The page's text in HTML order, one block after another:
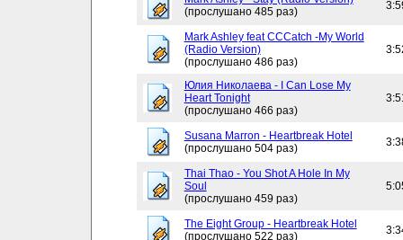
(прослушано 485 раз)
Mark Ashley feat CCCatch -My World
(Radio Version)
(прослушано 486 раз)
Юлия Николаева - I Can Lose My
Heart Tonight
(прослушано 466 раз)
Susana Marron - Heartbreak Hotel
(прослушано 504 раз)
Thai Thao - You Shot A Hole In My
Soul
(прослушано 459 раз)
The Eight Group - Heartbreak Hotel
(прослушано 522 раз)